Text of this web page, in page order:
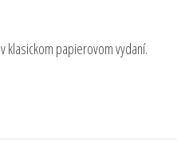
v klasickom papierovom vydaní.